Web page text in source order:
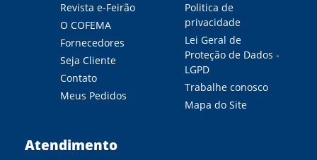
Revista e-Feirão
O COFEMA
Fornecedores
Seja Cliente
Contato
Meus Pedidos
Politica de
privacidade
Lei Geral de
Proteção de Dados -
LGPD
Trabalhe conosco
Mapa do Site
Atendimento